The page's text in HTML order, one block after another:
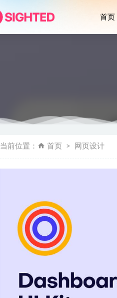
首页
当前位置： 首页 网页设计